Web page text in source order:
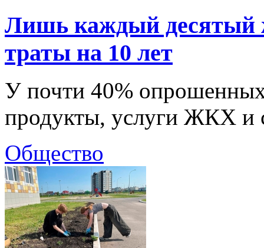
Лишь каждый десятый
траты на 10 лет
У почти 40%
продукты, услуги ЖКХ и
Общество